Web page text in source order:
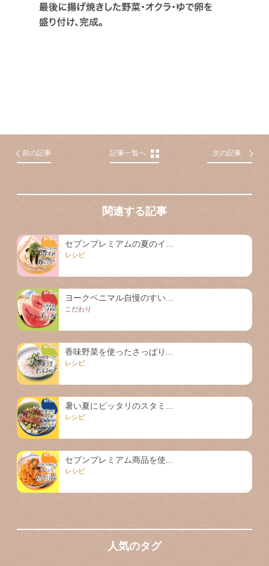
前の記事 記事一覧へ 次の記事
関連する記事
セブンプレミアムの夏のイ...
レシピ
ヨークベニマル自慢のすい...
こだわり
香味野菜を使ったさっぱり...
レシピ
暑い夏にピッタリのスタミ...
レシピ
セブンプレミアム商品を使...
レシピ
人気のタグ